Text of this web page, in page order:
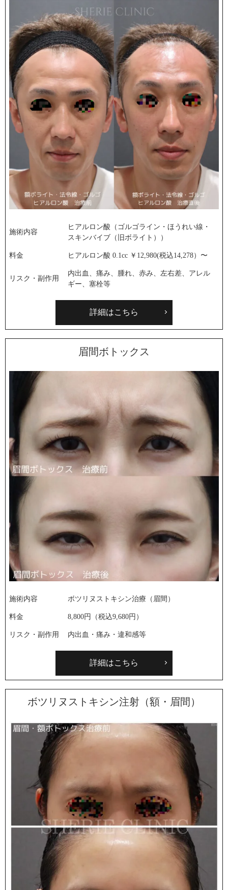
施術内容
ヒアルロン酸（ゴルゴライン・ほうれい線・
スキンバイブ（旧ボライト））
料金 ヒアルロン酸 0.1cc ￥12,980(税込14,278）〜
リスク・副作用
内出血、痛み、腫れ、赤み、左右差、アレル
ギー、塞栓等
詳細はこちら
眉間ボトックス
施術内容 ボツリヌストキシン治療（眉間）
料金 8,800円（税込9,680円）
リスク・副作用 内出血・痛み・違和感等
詳細はこちら
ボツリヌストキシン注射（額・眉間）